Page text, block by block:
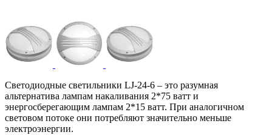
Светодиодные светильники LJ-24-6 – это разумная
альтернатива лампам накаливания 2*75 ватт и
энергосберегающим лампам 2*15 ватт. При аналогичном
световом потоке они потребляют значительно меньше
электроэнергии.